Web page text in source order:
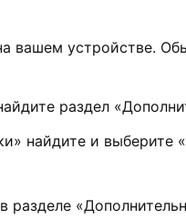
вашем устройстве.
раздел
найдите и выберите
разделе